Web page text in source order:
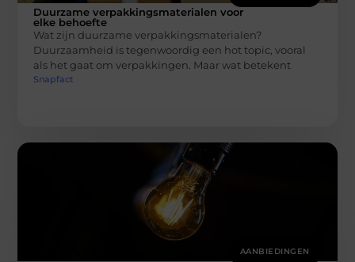
Duurzame verpakkingsmaterialen voor
elke behoefte
Wat zijn duurzame verpakkingsmaterialen?
Duurzaamheid is tegenwoordig een hot topic, vooral
als het gaat om verpakkingen. Maar wat betekent
Snapfact
AANBIEDINGEN